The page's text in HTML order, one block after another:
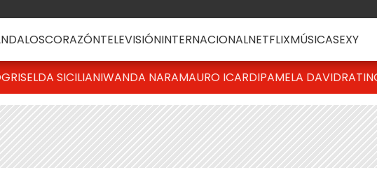
CORAZÓNTELEVISIÓNINTERNACIONALNETFLIXMÚSICASEXY
GRISELDA SICILIANIWANDA NARAMAURO ICARDIPAMELA DAVID